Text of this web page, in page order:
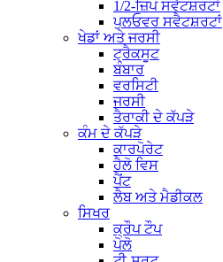
1/2-ਜ਼ਿਪ ਸਵੈਟਸ਼ਰਟਾਂ
ਪੁਲਓਵਰ ਸਵੈਟਸ਼ਰਟਾਂ
ਖੇਡਾਂ ਅਤੇ ਜਰਸੀ
ਟ੍ਰੈਕਸੂਟ
ਬੰਬਾਰ
ਵਰਸਿਟੀ
ਜਰਸੀ
ਤੈਰਾਕੀ ਦੇ ਕੱਪੜੇ
ਕੰਮ ਦੇ ਕੱਪੜੇ
ਕਾਰਪੋਰੇਟ
ਹੈਲੋ ਵਿਸ
ਪੈਂਟ
ਲੈਬ ਅਤੇ ਮੈਡੀਕਲ
ਸਿਖਰ
ਕ੍ਰੌਪ ਟੌਪ
ਪੋਲੋ